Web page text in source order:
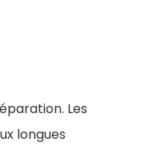
Les
longues